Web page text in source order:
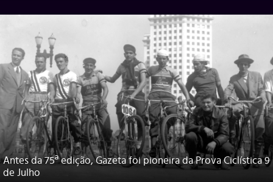
Antes da 75ª edição, Gazeta foi pioneira da Prova Ciclística 9
de Julho